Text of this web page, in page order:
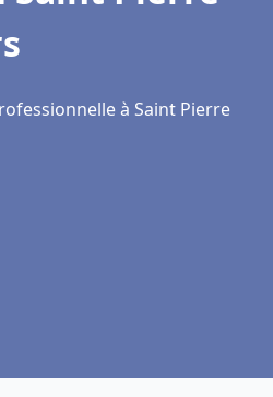
à Saint Pierre